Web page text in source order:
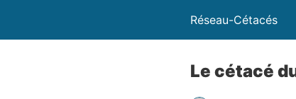
Réseau-Cétacés
Le cétacé